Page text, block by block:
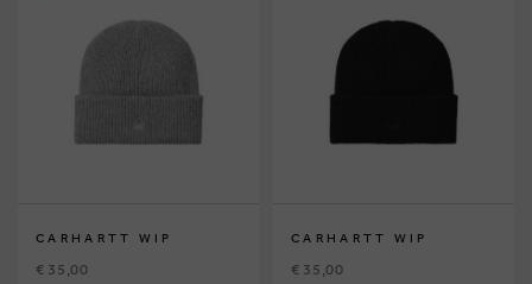
CARHARTT WIP
€ 35,00
CARHARTT WIP
€ 35,00